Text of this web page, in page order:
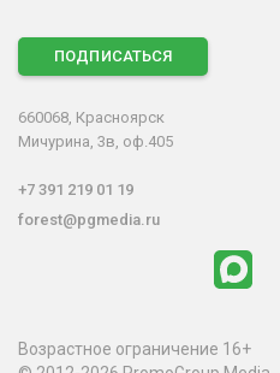
ПОДПИСАТЬСЯ
660068, Красноярск
Мичурина, 3в, оф.405
+7 391 219 01 19
forest@pgmedia.ru
Возрастное ограничение 16+